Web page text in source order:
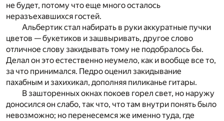
не будет, потому что еще много осталось
неразъехавшихся гостей.
Альбертик стал набирать в руки аккуратные пучки
цветов — букетиков и зашвыривать, другое слово
отличное слову закидывать тому не подобралось бы.
Делал он это естественно неумело, как и вообще все то,
за что принимался. Педро оценил закидывание
пахабным и захихикал, дополняя пиликанье гитары.
В зашторенных окнах покоев горел свет, но наружу
доносился он слабо, так что, что там внутри понять было
невозможно; но перенесемся же именно туда, где